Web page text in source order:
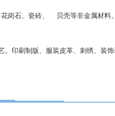
岗石、瓷砖、 贝壳等非金属材料。
印刷制版、服装皮革、刺绣、装